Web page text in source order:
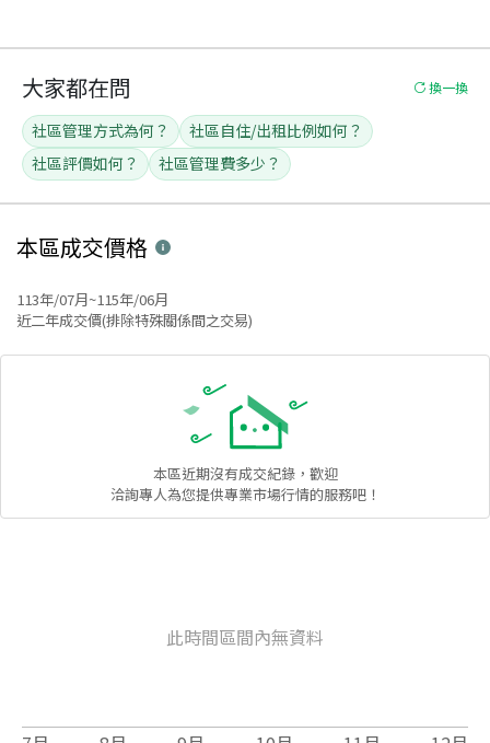
大家都在問 換一換
社區管理方式為何？
社區自住/出租比例如何？
社區評價如何？
社區管理費多少？
本區成交價格
113年/07月~115年/06月
近二年成交價(排除特殊關係間之交易)
本區近期沒有成交紀錄，歡迎
洽詢專人為您提供專業市場行情的服務吧！
此時間區間內無資料